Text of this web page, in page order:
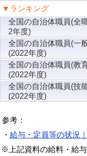
▼ランキング
全国の自治体職員(全
2年度)
全国の自治体職員(一
(2022年度)
全国の自治体職員(教
(2022年度)
全国の自治体職員(技
(2022年度)
参考：
・ 給与・定員等の状況
※上記資料の給料・給